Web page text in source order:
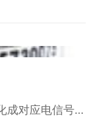
成对应电信号…